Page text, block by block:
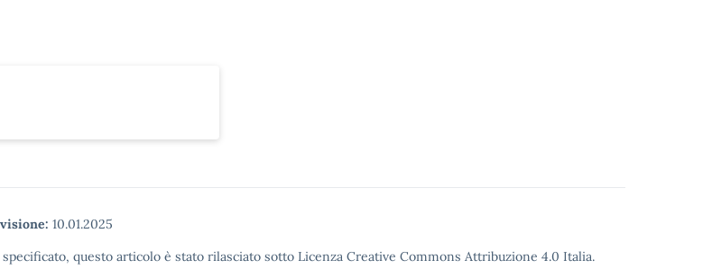
10.01.2025
questo articolo è stato rilasciato sotto Licenza Creative Commons Attribuzione 4.0 Italia.